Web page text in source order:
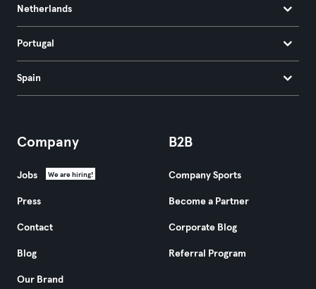
Netherlands
Portugal
Spain
Company
Jobs We are hiring!
Press
Contact
Blog
Our Brand
B2B
Company Sports
Become a Partner
Corporate Blog
Referral Program